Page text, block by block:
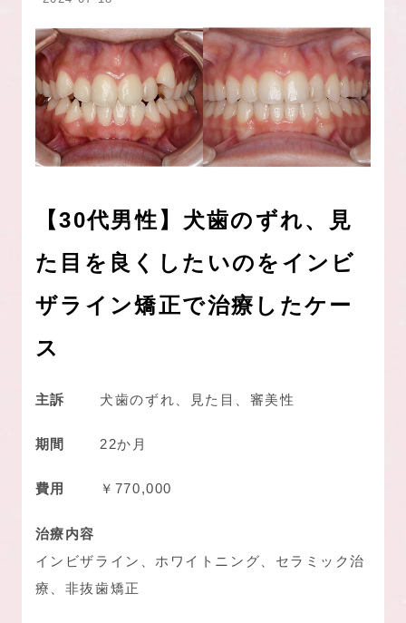
【30代男性】犬歯のずれ、見
た目を良くしたいのをインビ
ザライン矯正で治療したケー
ス
主訴 犬歯のずれ、見た目、審美性
期間 22か月
費用 ￥770,000
治療内容
インビザライン、ホワイトニング、セラミック治
療、非抜歯矯正